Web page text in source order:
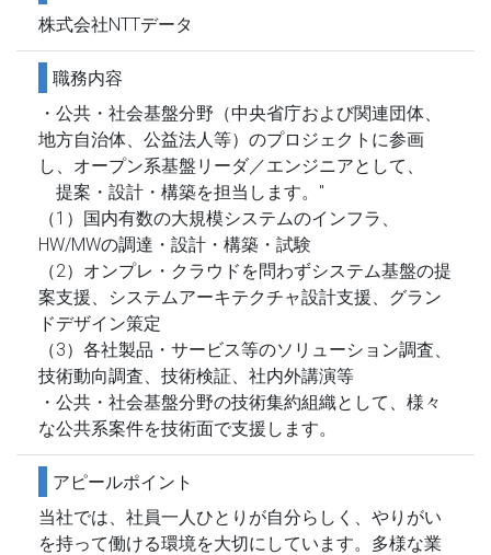
株式会社NTTデータ
職務内容
・公共・社会基盤分野（中央省庁および関連団体、
地方自治体、公益法人等）のプロジェクトに参画
し、オープン系基盤リーダ／エンジニアとして、
提案・設計・構築を担当します。"
（1）国内有数の大規模システムのインフラ、
HW/MWの調達・設計・構築・試験
（2）オンプレ・クラウドを問わずシステム基盤の提
案支援、システムアーキテクチャ設計支援、グラン
ドデザイン策定
（3）各社製品・サービス等のソリューション調査、
技術動向調査、技術検証、社内外講演等
・公共・社会基盤分野の技術集約組織として、様々
な公共系案件を技術面で支援します。
アピールポイント
当社では、社員一人ひとりが自分らしく、やりがい
を持って働ける環境を大切にしています。多様な業